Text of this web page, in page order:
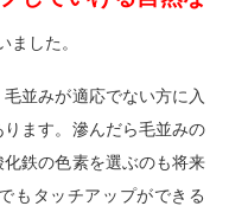
ました。
並みが適応でない方に入
ます。滲んだら毛並みの
鉄の色素を選ぶのも将来
もタッチアップができる